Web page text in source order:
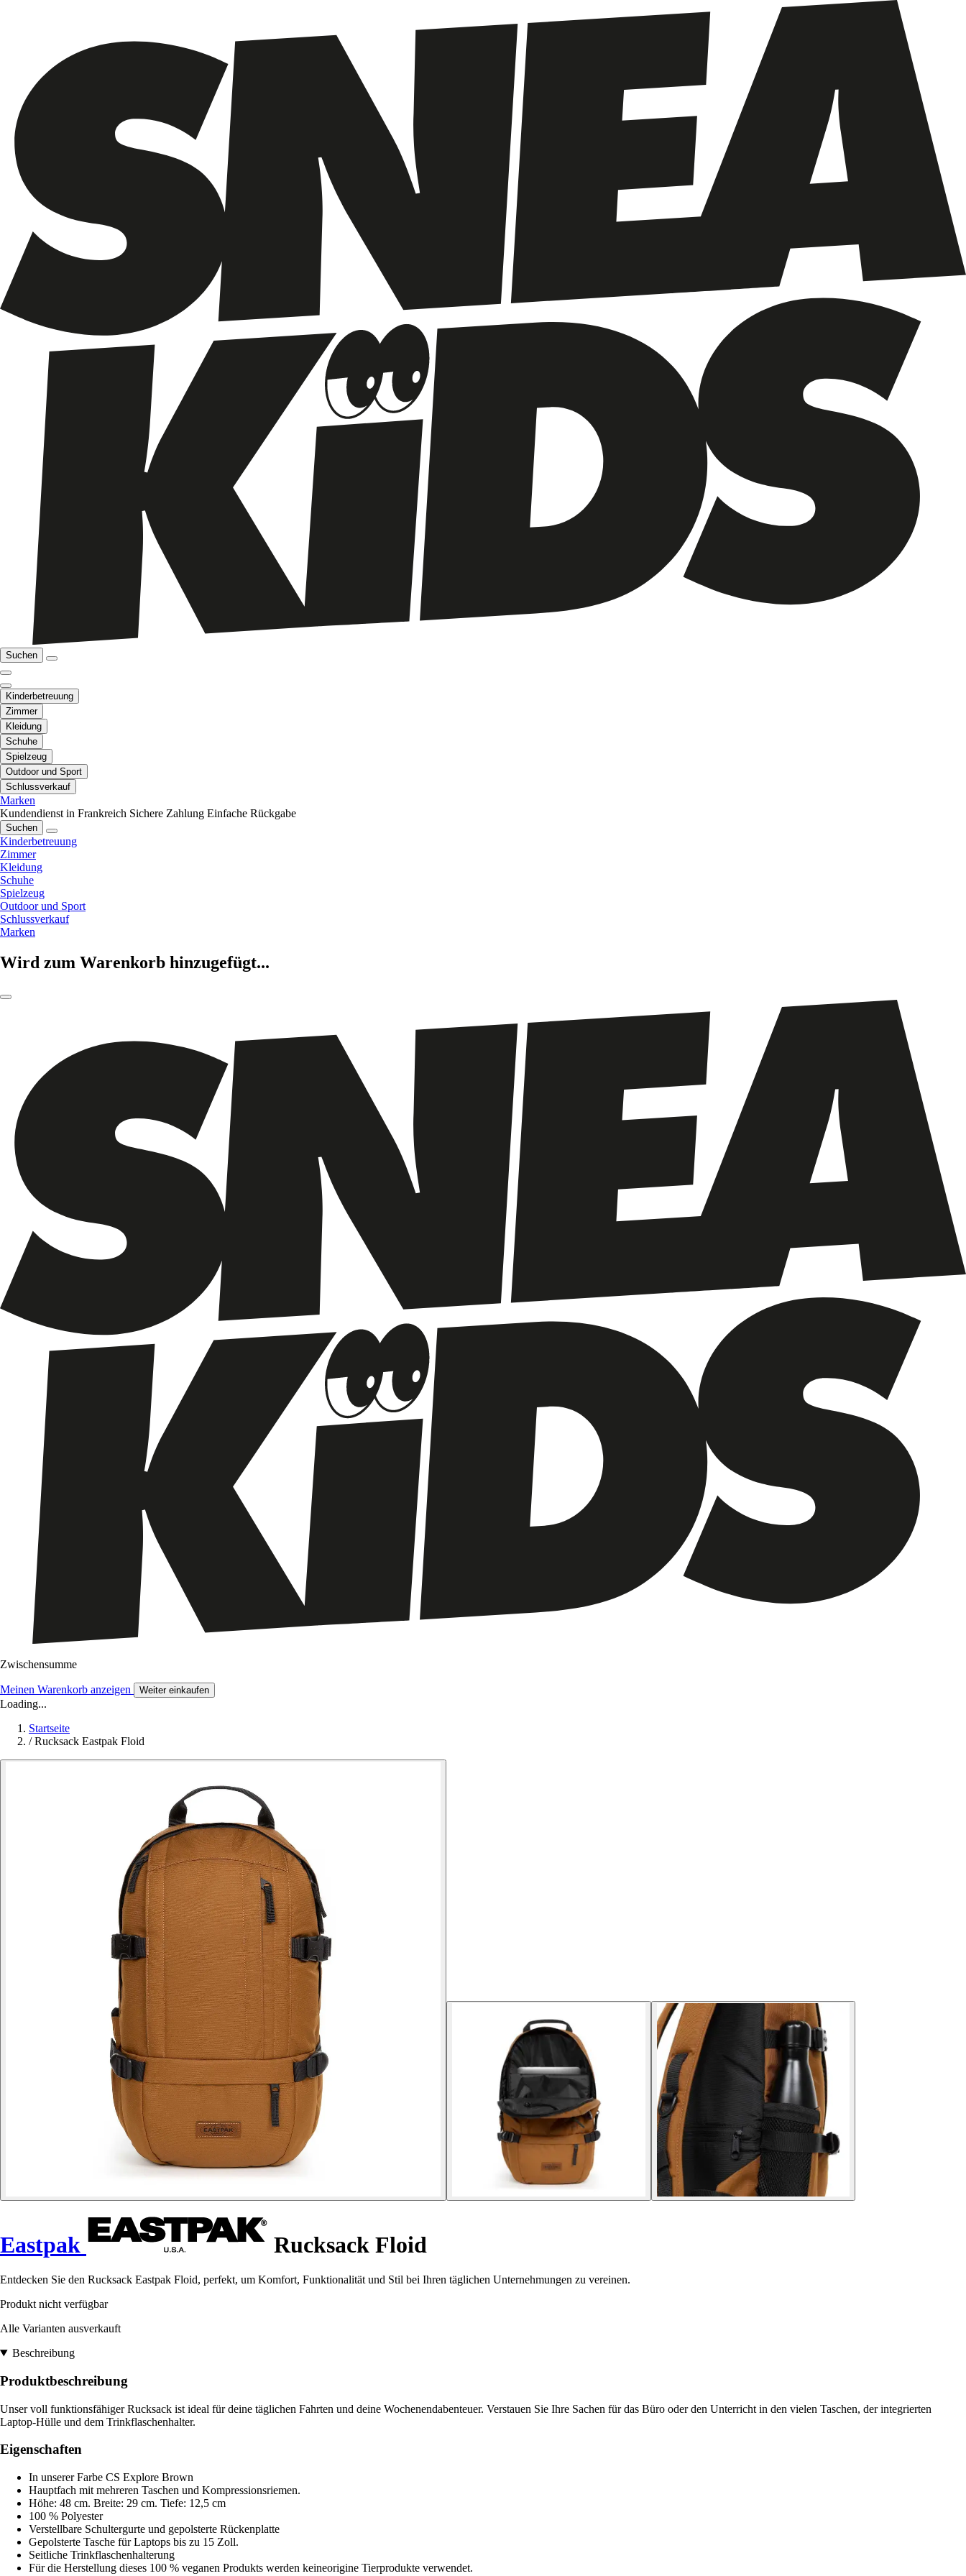
Suchen
Kinderbetreuung
Zimmer
Kleidung
Schuhe
Spielzeug
Outdoor und Sport
Schlussverkauf
Marken
Kundendienst in Frankreich Sichere Zahlung Einfache Rückgabe
Suchen
Kinderbetreuung
Zimmer
Kleidung
Schuhe
Spielzeug
Outdoor und Sport
Schlussverkauf
Marken
Wird zum Warenkorb hinzugefügt...
Zwischensumme
Meinen Warenkorb anzeigen Weiter einkaufen
Loading...
Startseite
/ Rucksack Eastpak Floid
Eastpak Rucksack Floid
Entdecken Sie den Rucksack Eastpak Floid, perfekt, um Komfort, Funktionalität und Stil bei Ihren täglichen Unternehmungen zu vereinen.
Produkt nicht verfügbar
Alle Varianten ausverkauft
Beschreibung
Produktbeschreibung
Unser voll funktionsfähiger Rucksack ist ideal für deine täglichen Fahrten und deine Wochenendabenteuer. Verstauen Sie Ihre Sachen für das Büro oder den Unterricht in den vielen Taschen, der integrierten
Laptop-Hülle und dem Trinkflaschenhalter.
Eigenschaften
In unserer Farbe CS Explore Brown
Hauptfach mit mehreren Taschen und Kompressionsriemen.
Höhe: 48 cm. Breite: 29 cm. Tiefe: 12,5 cm
100 % Polyester
Verstellbare Schultergurte und gepolsterte Rückenplatte
Gepolsterte Tasche für Laptops bis zu 15 Zoll.
Seitliche Trinkflaschenhalterung
Für die Herstellung dieses 100 % veganen Produkts werden keineorigine Tierprodukte verwendet.